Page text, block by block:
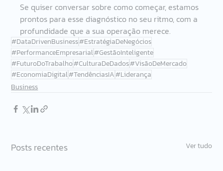
Se quiser conversar sobre como começar, estamos
prontos para esse diagnóstico no seu ritmo, com a
profundidade que a sua operação merece.
#DataDrivenBusiness#EstratégiaDeNegócios
#PerformanceEmpresarial#GestãoInteligente
#FuturoDoTrabalho#CulturaDeDados#VisãoDeMercado
#EconomiaDigital#TendênciasIA#Liderança
Business
Posts recentes Ver tudo